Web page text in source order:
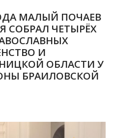
МАЛЫЙ ПОЧАЕВ
СОБРАЛ ЧЕТЫРЁХ
И
ОБЛАСТИ У
БРАИЛОВСКОЙ